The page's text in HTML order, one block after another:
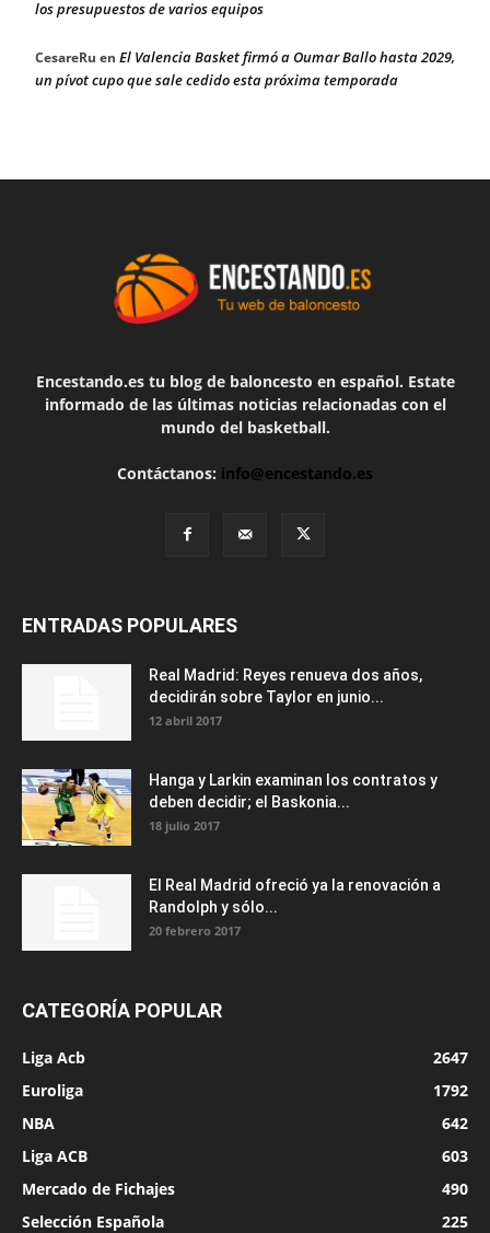
los presupuestos de varios equipos
CesareRu en El Valencia Basket firmó a Oumar Ballo hasta 2029,
un pívot cupo que sale cedido esta próxima temporada
Encestando.es tu blog de baloncesto en español. Estate
informado de las últimas noticias relacionadas con el
mundo del basketball.
Contáctanos: info@encestando.es
ENTRADAS POPULARES
Real Madrid: Reyes renueva dos años,
decidirán sobre Taylor en junio...
12 abril 2017
Hanga y Larkin examinan los contratos y
deben decidir; el Baskonia...
18 julio 2017
El Real Madrid ofreció ya la renovación a
Randolph y sólo...
20 febrero 2017
CATEGORÍA POPULAR
Liga Acb
2647
Euroliga
1792
NBA
642
Liga ACB
603
Mercado de Fichajes
490
Selección Española
225